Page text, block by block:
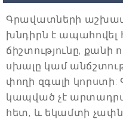
Գրավատների
խնդիրն է
ճիշտությունը, քանի
սխալը կամ
փողի զգալի
կապված չէ
հետ, և եկամտի